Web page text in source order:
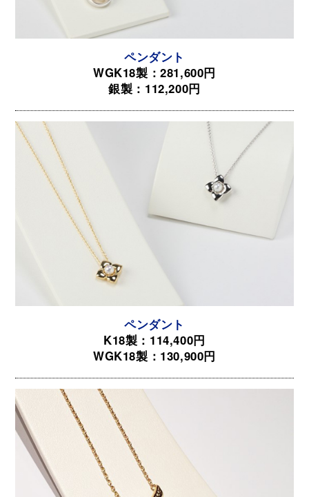
ペンダント
WGK18製：281,600円
銀製：112,200円
ペンダント
K18製：114,400円
WGK18製：130,900円